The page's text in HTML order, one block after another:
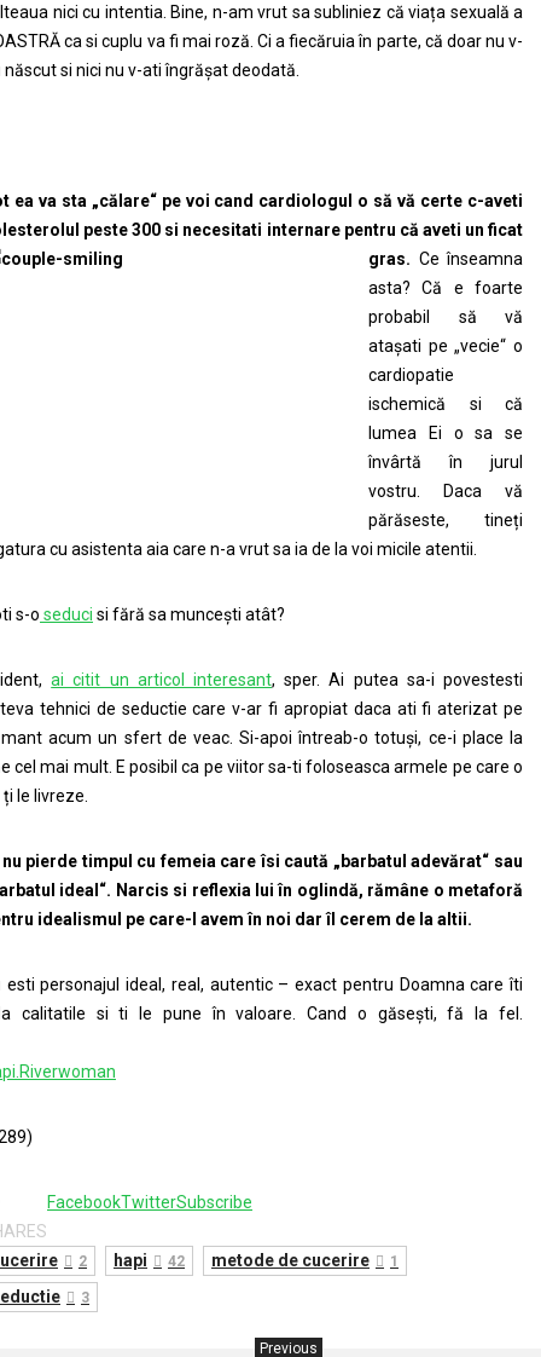
nici cu intentia. Bine, n-am vrut sa subliniez că viața sexuală a
ca si cuplu va fi mai roză. Ci a fiecăruia în parte, că doar nu v-
născut si nici nu v-ati îngrășat deodată.
ea va sta „călare“ pe voi cand cardiologul o să vă certe c-aveti
peste 300 si necesitati internare pentru că aveti un ficat
gras. Ce înseamna
asta? Că e foarte
probabil să vă
atașati pe „vecie“ o
cardiopatie
ischemică si că
lumea Ei o sa se
învârtă în jurul
vostru. Daca vă
părăseste, tineți
cu asistenta aia care n-a vrut sa ia de la voi micile atentii.
s-o seduci si fără sa muncești atât?
ai citit un articol interesant, sper. Ai putea sa-i povestesti
tehnici de seductie care v-ar fi apropiat daca ati fi aterizat pe
acum un sfert de veac. Si-apoi întreab-o totuși, ce-i place la
cel mai mult. E posibil ca pe viitor sa-ti foloseasca armele pe care o
ți le livreze.
pierde timpul cu femeia care îsi caută „barbatul adevărat“ sau
ideal“. Narcis si reflexia lui în oglindă, rămâne o metaforă
idealismul pe care-l avem în noi dar îl cerem de la altii.
esti personajul ideal, real, autentic – exact pentru Doamna care îti
calitatile si ti le pune în valoare. Cand o găsești, fă la fel.
FacebookTwitterSubscribe
2 hapi 42 metode de cucerire 1
3
Previous